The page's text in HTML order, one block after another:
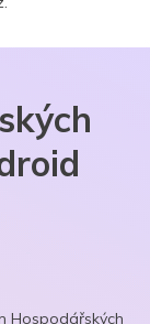
Hospodářských